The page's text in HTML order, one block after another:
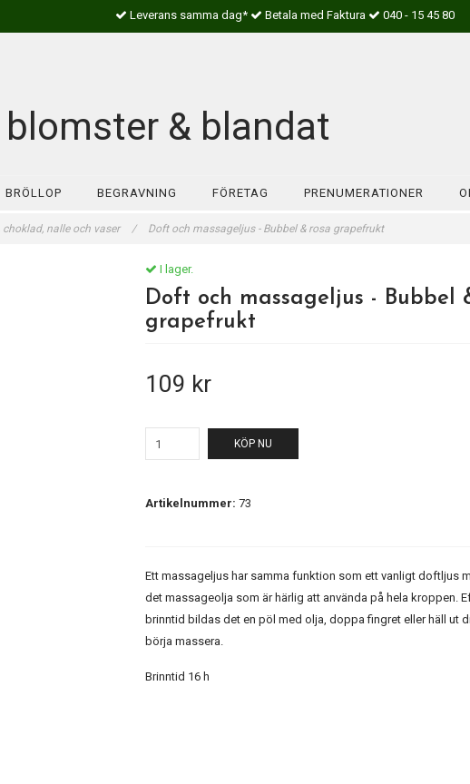
Leverans samma dag* Betala med Faktura 040 - 15 45 80
& blandat
BRÖLLOP BEGRAVNING FÖRETAG PRENUMERATIONER
choklad, nalle och vaser / Doft och massageljus - Bubbel & rosa grapefrukt
I lager.
Doft och massageljus - Bubbel
grapefrukt
109 kr
KÖP NU
Artikelnummer: 73
Ett massageljus har samma funktion som ett vanligt doftljus
det massageolja som är härlig att använda på hela kroppen.
brinntid bildas det en pöl med olja, doppa fingret eller häll ut
börja massera.
Brinntid 16 h